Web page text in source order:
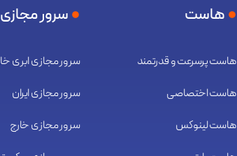
هاست
هاست پرسرعت و قدرتمند
هاست اختصاصی
هاست لینوکس
سرور مجازی
سرور مجازی ابری
سرور مجازی ایران
سرور مجازی خارج